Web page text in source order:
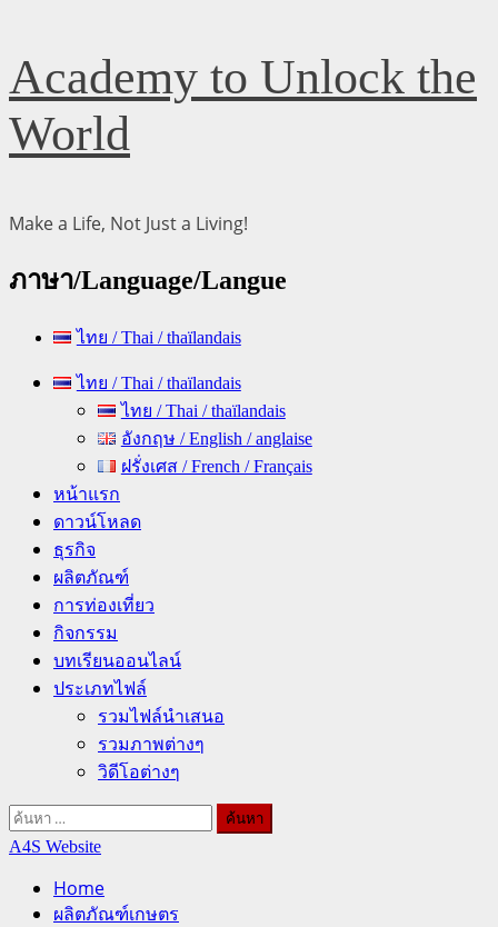
Skip
to
content
Academy to Unlock the
World
Make a Life, Not Just a Living!
ภาษา/Language/Langue
ไทย / Thai / thaïlandais
Primary ไทย / Thai / thaïlandais
ไทย / Thai / thaïlandais
อังกฤษ / English / anglaise
ฝรั่งเศส / French / Français
หน้าแรก
ดาวน์โหลด
ธุรกิจ
ผลิตภัณฑ์
การท่องเที่ยว
กิจกรรม
บทเรียนออนไลน์
ประเภทไฟล์
รวมไฟล์นำเสนอ
รวมภาพต่างๆ
วิดีโอต่างๆ
ค้นหา
สำหรับ:
A4S Website
Home
ผลิตภัณฑ์เกษตร